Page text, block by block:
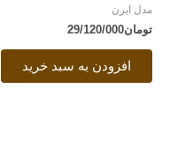
مدل ایرن
تومان29/120/000
افزودن به سبد خرید